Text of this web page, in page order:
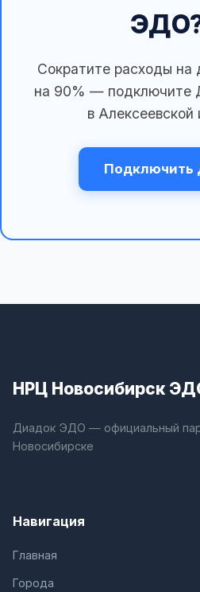
Сократите расходы на
на 90% — подключите
в Алексеевской
Подключить
НРЦ Новосибирск
Диадок ЭДО — официальный
Новосибирске
Навигация
Главная
Города